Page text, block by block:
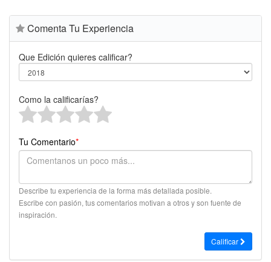
Comenta Tu Experiencia
Que Edición quieres calificar?
Como la calificarías?
Tu Comentario*
Describe tu experiencia de la forma más detallada posible.
Escribe con pasión, tus comentarios motivan a otros y son fuente de
inspiración.
Calificar